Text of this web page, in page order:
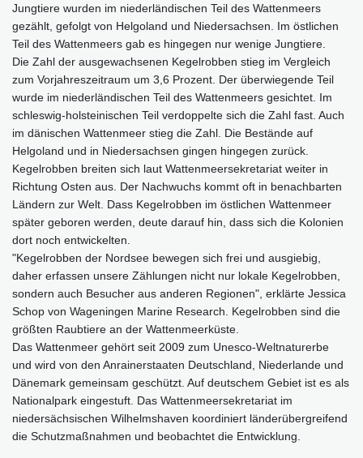
Jungtiere wurden im niederländischen Teil des Wattenmeers
gezählt, gefolgt von Helgoland und Niedersachsen. Im östlichen
Teil des Wattenmeers gab es hingegen nur wenige Jungtiere.
Die Zahl der ausgewachsenen Kegelrobben stieg im Vergleich
zum Vorjahreszeitraum um 3,6 Prozent. Der überwiegende Teil
wurde im niederländischen Teil des Wattenmeers gesichtet. Im
schleswig-holsteinischen Teil verdoppelte sich die Zahl fast. Auch
im dänischen Wattenmeer stieg die Zahl. Die Bestände auf
Helgoland und in Niedersachsen gingen hingegen zurück.
Kegelrobben breiten sich laut Wattenmeersekretariat weiter in
Richtung Osten aus. Der Nachwuchs kommt oft in benachbarten
Ländern zur Welt. Dass Kegelrobben im östlichen Wattenmeer
später geboren werden, deute darauf hin, dass sich die Kolonien
dort noch entwickelten.
"Kegelrobben der Nordsee bewegen sich frei und ausgiebig,
daher erfassen unsere Zählungen nicht nur lokale Kegelrobben,
sondern auch Besucher aus anderen Regionen", erklärte Jessica
Schop von Wageningen Marine Research. Kegelrobben sind die
größten Raubtiere an der Wattenmeerküste.
Das Wattenmeer gehört seit 2009 zum Unesco-Weltnaturerbe
und wird von den Anrainerstaaten Deutschland, Niederlande und
Dänemark gemeinsam geschützt. Auf deutschem Gebiet ist es als
Nationalpark eingestuft. Das Wattenmeersekretariat im
niedersächsischen Wilhelmshaven koordiniert länderübergreifend
die Schutzmaßnahmen und beobachtet die Entwicklung.